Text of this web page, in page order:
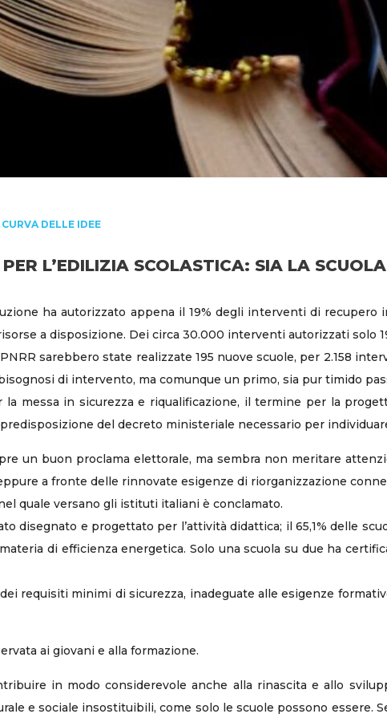
DELLE IDEE
L’EDILIZIA SCOLASTICA: SIA LA
ha autorizzato appena il 19% degli interventi di
a disposizione. Dei circa 30.000 interventi autorizzati solo
sarebbero state realizzate 195 nuove scuole, per 2.158
di intervento, ma comunque un primo, sia pur timido
la messa in sicurezza e riqualificazione, il termine per la
del decreto ministeriale necessario per
un buon proclama elettorale, ma sembra non meritare
a fronte delle rinnovate esigenze di riorganizzazione
quale versano gli istituti italiani è conclamato.
disegnato e progettato per l’attività didattica; il 65,1% delle
di efficienza energetica. Solo una scuola su due ha
requisiti minimi di sicurezza, inadeguate alle esigenze
ai giovani e alla formazione.
in modo considerevole anche alla rinascita e allo
e sociale insostituibili, come solo le scuole possono essere.